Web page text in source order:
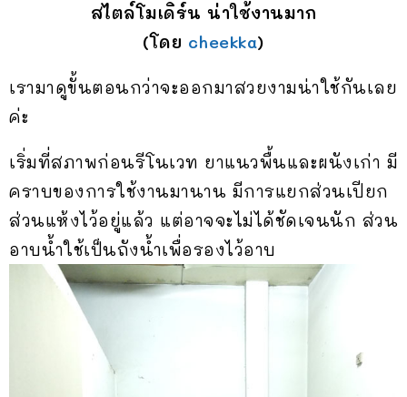
สไตล์โมเดิร์น น่าใช้งานมาก
(โดย cheekka)
เรามาดูขั้นตอนกว่าจะออกมาสวยงามน่าใช้กันเลย
ค่ะ
เริ่มที่สภาพก่อนรีโนเวท ยาแนวพื้นและผนังเก่า มี
คราบของการใช้งานมานาน มีการแยกส่วนเปียก
ส่วนแห้งไว้อยู่แล้ว แต่อาจจะไม่ได้ชัดเจนนัก ส่วน
อาบน้ำใช้เป็นถังน้ำเพื่อรองไว้อาบ